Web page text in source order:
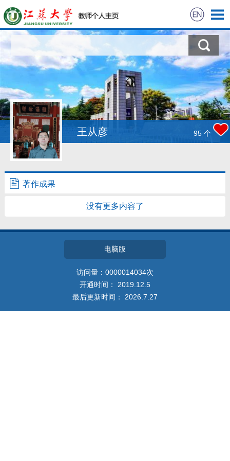
科学研究
教学研究
获奖信息
招生信息
学生信息
教师博客
王从彦 95 个
著作成果
没有更多内容了
电脑版
访问量： 0000014034次
开通时间： 2019 12 5
最后更新时间： 2026 7 27